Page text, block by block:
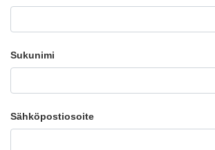
Sukunimi
Sähköpostiosoite